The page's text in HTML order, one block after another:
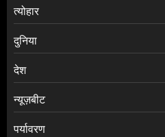
त्योहार
दुनिया
देश
न्यूज़बीट
पर्यावरण